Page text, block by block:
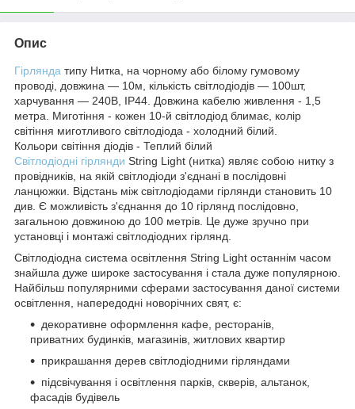
Опис
Гірлянда типу Нитка, на чорному або білому гумовому
проводі, довжина ― 10м, кількість світлодіодів ― 100шт,
харчування ― 240В, IP44. Довжина кабелю живлення - 1,5
метра. Миготіння - кожен 10-й світлодіод блимає, колір
світіння миготливого світлодіода - холодний білий.
Кольори світіння діодів - Теплий білий
Світлодіодні гірлянди String Light (нитка) являє собою нитку з
провідників, на якій світлодіоди з'єднані в послідовні
ланцюжки. Відстань між світлодіодами гірлянди становить 10
див. Є можливість з'єднання до 10 гірлянд послідовно,
загальною довжиною до 100 метрів. Це дуже зручно при
установці і монтажі світлодіодних гірлянд.
Світлодіодна система освітлення String Light останнім часом
знайшла дуже широке застосування і стала дуже популярною.
Найбільш популярними сферами застосування даної системи
освітлення, напередодні новорічних свят, є:
декоративне оформлення кафе, ресторанів,
приватних будинків, магазинів, житлових квартир
прикрашання дерев світлодіодними гірляндами
підсвічування і освітлення парків, скверів, альтанок,
фасадів будівель